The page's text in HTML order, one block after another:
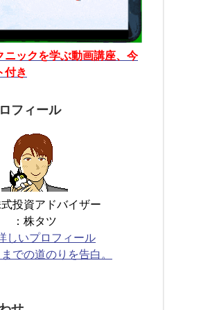
ックを学ぶ動画講座、今
付き
フィール
投資アドバイザー
：株タツ
しいプロフィール
での道のりを告白。